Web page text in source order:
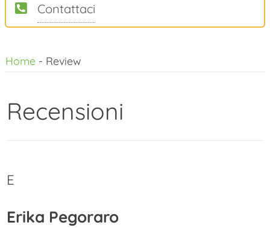
Contattaci
alHome- Review
Recensioni
E
Erika Pegoraro